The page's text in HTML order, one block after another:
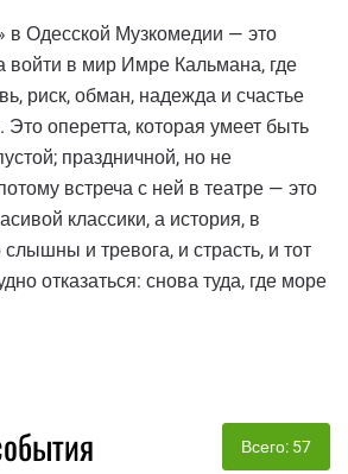
в Одесской Музкомедии — это
войти в мир Имре Кальмана, где
риск, обман, надежда и счастье
оперетта, которая умеет быть
праздничной, но не
встреча с ней в театре — это
классики, а история, в
и тревога, и страсть, и тот
отказаться: снова туда, где море
Всего: 57